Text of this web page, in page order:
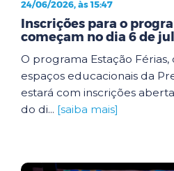
24/06/2026, às 15:47
Inscrições para o
começam no dia 6 de
O programa Estação
espaços educacionais da
estará com inscrições
do di... [saiba mais]